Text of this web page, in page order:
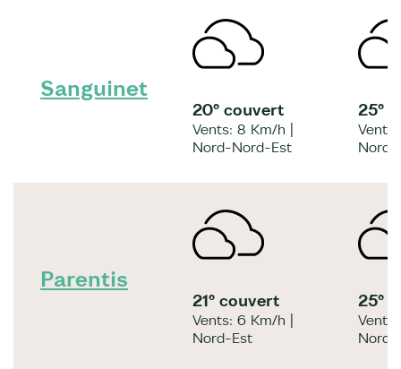
Sanguinet
20° couvert
Vents: 8 Km/h |
Nord-Nord-Est
25°
Nord-
Parentis
21° couvert
Vents: 6 Km/h |
Nord-Est
25°
Nord-